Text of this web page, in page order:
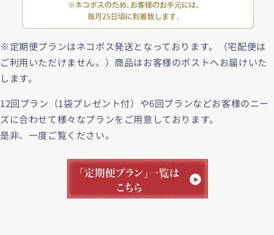
※定期便プランはネコポス発送となっております。（宅配便は
ご利用いただけません。）商品はお客様のポストへお届けいた
します。
12回プラン（1袋プレゼント付）や6回プランなどお客様のニー
ズに合わせて様々なプランをご用意しております。
是非、一度ご覧ください。